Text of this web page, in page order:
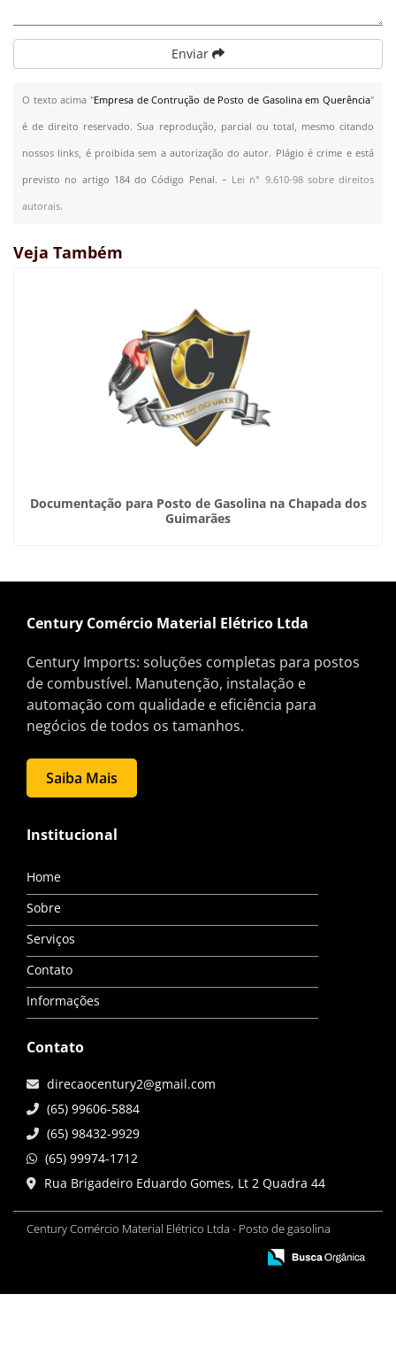
Enviar
O texto acima "Empresa de Contrução de Posto de Gasolina em Querência"
é de direito reservado. Sua reprodução, parcial ou total, mesmo citando
nossos links, é proibida sem a autorização do autor. Plágio é crime e está
previsto no artigo 184 do Código Penal. – Lei n° 9.610-98 sobre direitos
autorais.
Veja Também
Documentação para Posto de Gasolina na Chapada dos
Guimarães
Century Comércio Material Elétrico Ltda
Century Imports: soluções completas para postos
de combustível. Manutenção, instalação e
automação com qualidade e eficiência para
negócios de todos os tamanhos.
Saiba Mais
Institucional
Home
Sobre
Serviços
Contato
Informações
Contato
direcaocentury2@gmail.com
(65) 99606-5884
(65) 98432-9929
(65) 99974-1712
Rua Brigadeiro Eduardo Gomes, Lt 2 Quadra 44
Century Comércio Material Elétrico Ltda - Posto de gasolina